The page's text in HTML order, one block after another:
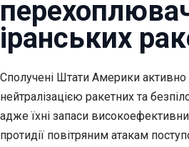
іранських
Сполучені Штати Америки
нейтралізацією ракетних та
адже їхні запаси
протидії повітряним атакам